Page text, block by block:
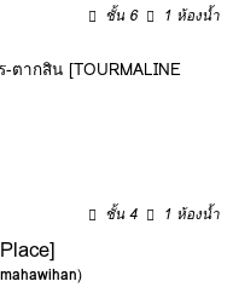
ชั้น 6
1 ห้องน้ำ
ากสิน [TOURMALINE
ชั้น 4 1 ห้องน้ำ
)